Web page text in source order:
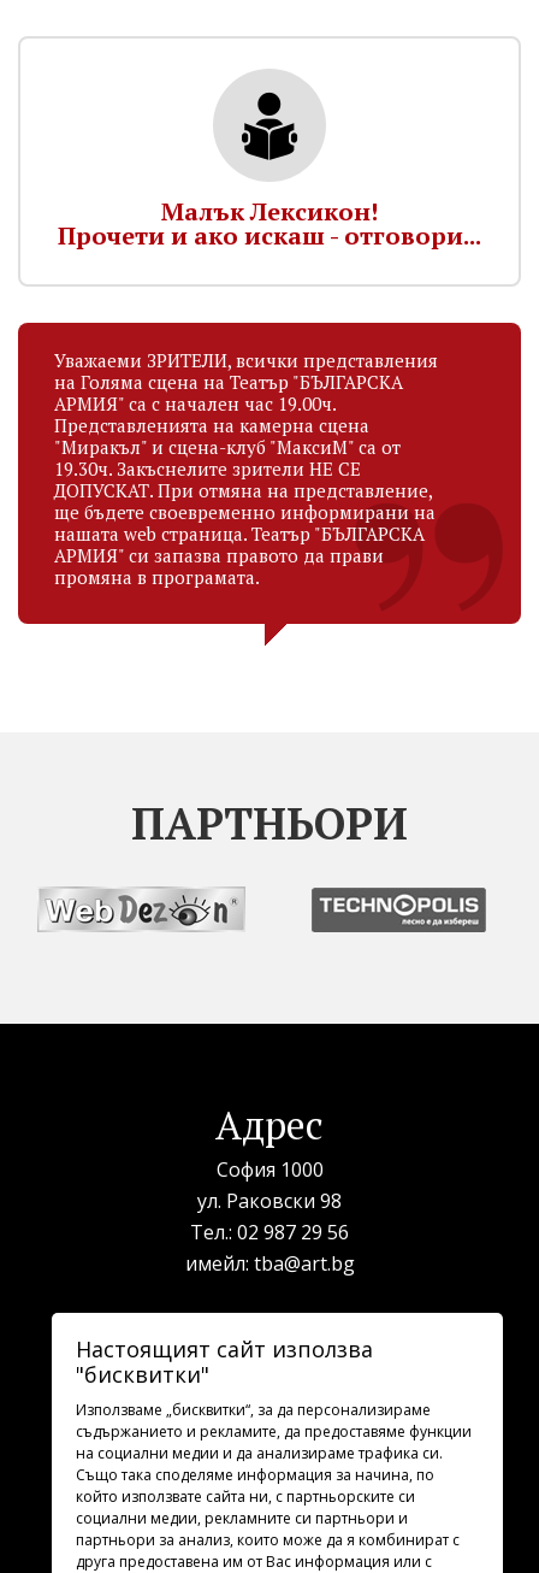
Малък Лексикон!
Прочети и ако искаш - отговори...
Уважаеми ЗРИТЕЛИ, всички представления
на Голяма сцена на Театър "БЪЛГАРСКА
АРМИЯ" са с начален час 19.00ч.
Представленията на камерна сцена
"Миракъл" и сцена-клуб "МаксиМ" са от
19.30ч. Закъснелите зрители НЕ СЕ
ДОПУСКАТ. При отмяна на представление,
ще бъдете своевременно информирани на
нашата web страница. Театър "БЪЛГАРСКА
АРМИЯ" си запазва правото да прави
промяна в програмата.
ПАРТНЬОРИ
Адрес
София 1000
ул. Раковски 98
Тел.: 02 987 29 56
имейл: tba@art.bg
Билетна каса
телефон:
рабoтно време: 10:00 - 19:30
Последвайте ни
Настоящият сайт използва
"бисквитки"
Използваме „бисквитки“, за да персонализираме
съдържанието и рекламите, да предоставяме функции
на социални медии и да анализираме трафика си.
Също така споделяме информация за начина, по
който използвате сайта ни, с партньорските си
социални медии, рекламните си партньори и
партньори за анализ, които може да я комбинират с
друга предоставена им от Вас информация или с